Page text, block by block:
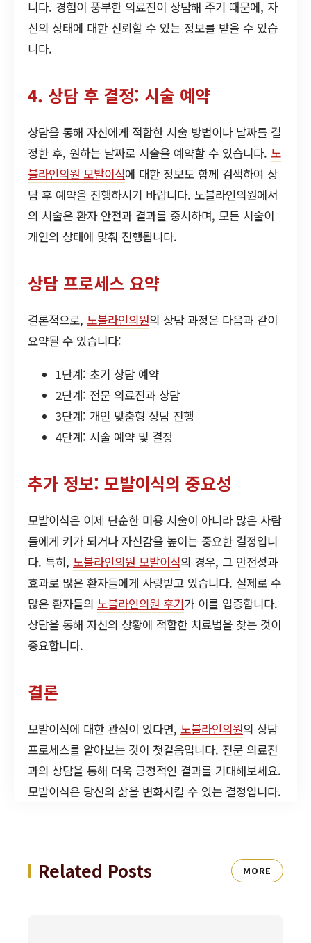
니다. 경험이 풍부한 의료진이 상담해 주기 때문에, 자
신의 상태에 대한 신뢰할 수 있는 정보를 받을 수 있습
니다.
4. 상담 후 결정: 시술 예약
상담을 통해 자신에게 적합한 시술 방법이나 날짜를 결
정한 후, 원하는 날짜로 시술을 예약할 수 있습니다. 노
블라인의원 모발이식에 대한 정보도 함께 검색하여 상
담 후 예약을 진행하시기 바랍니다. 노블라인의원에서
의 시술은 환자 안전과 결과를 중시하며, 모든 시술이
개인의 상태에 맞춰 진행됩니다.
상담 프로세스 요약
결론적으로, 노블라인의원의 상담 과정은 다음과 같이
요약될 수 있습니다:
1단계: 초기 상담 예약
2단계: 전문 의료진과 상담
3단계: 개인 맞춤형 상담 진행
4단계: 시술 예약 및 결정
추가 정보: 모발이식의 중요성
모발이식은 이제 단순한 미용 시술이 아니라 많은 사람
들에게 키가 되거나 자신감을 높이는 중요한 결정입니
다. 특히, 노블라인의원 모발이식의 경우, 그 안전성과
효과로 많은 환자들에게 사랑받고 있습니다. 실제로 수
많은 환자들의 노블라인의원 후기가 이를 입증합니다.
상담을 통해 자신의 상황에 적합한 치료법을 찾는 것이
중요합니다.
결론
모발이식에 대한 관심이 있다면, 노블라인의원의 상담
프로세스를 알아보는 것이 첫걸음입니다. 전문 의료진
과의 상담을 통해 더욱 긍정적인 결과를 기대해보세요.
모발이식은 당신의 삶을 변화시킬 수 있는 결정입니다.
Related Posts MORE